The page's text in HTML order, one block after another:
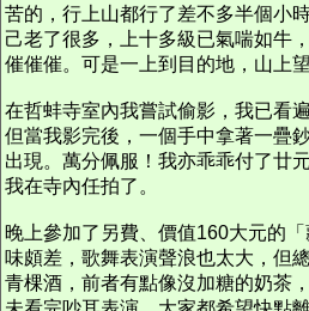
苦的，行上山都行了差不多半個小
己老了很多，上十多級已氣喘如牛
催催催。可是一上到目的地，山上
在哲蚌寺室內我嘗試偷影，我已看
但當我影完後，一個手中拿著一疊
出現。萬分佩服！我亦乖乖付了廿
我在寺內任拍了。
晚上參加了另費、價值160大元的
味頗差，歌舞表演聲浪也太大，但
青棵酒，前者有點像沒加糖的奶茶